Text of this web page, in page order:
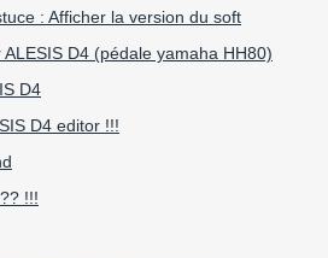
: Afficher la version du soft
D4 (pédale yamaha HH80)
D4
D4 editor !!!
!!!